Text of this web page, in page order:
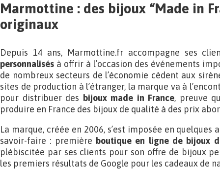
Marmottine : des bijoux “Made in
originaux
Depuis 14 ans, Marmottine.fr accompagne ses
personnalisés à offrir à l’occasion des événements
de nombreux secteurs de l’économie cèdent aux
sites de production à l’étranger, la marque va à
pour distribuer des bijoux made in France, preuve
produire en France des bijoux de qualité à des prix
La marque, créée en 2006, s’est imposée en quelques
savoir-faire : première boutique en ligne de bijoux
plébiscitée par ses clients pour son offre de bijoux
les premiers résultats de Google pour les cadeaux de